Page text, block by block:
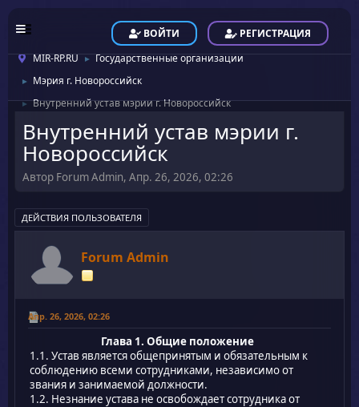
ВОЙТИ
РЕГИСТРАЦИЯ
MIR-RP.RU
► Государственные организации
► Мэрия г. Новороссийск
► Внутренний устав мэрии г. Новороссийск
Внутренний устав мэрии г.
Новороссийск
Автор Forum Admin, Апр. 26, 2026, 02:26
ДЕЙСТВИЯ ПОЛЬЗОВАТЕЛЯ
Forum Admin
Апр. 26, 2026, 02:26
Глава 1. Общие положение
1.1. Устав является общепринятым и обязательным к
соблюдению всеми сотрудниками, независимо от
звания и занимаемой должности.
1.2. Незнание устава не освобождает сотрудника от